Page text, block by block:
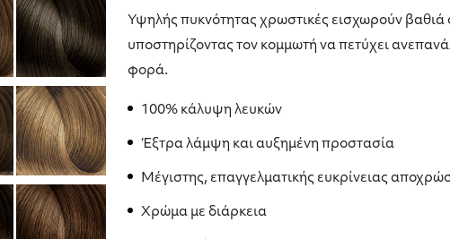
Υψηλής πυκνότητας χρωστικές εισχωρούν βαθιά
υποστηρίζοντας τον κομμωτή να πετύχει
φορά.
100% κάλυψη λευκών
Έξτρα λάμψη και αυξημένη προστασία
Μέγιστης, επαγγελματικής ευκρίνειας
Χρώμα με διάρκεια